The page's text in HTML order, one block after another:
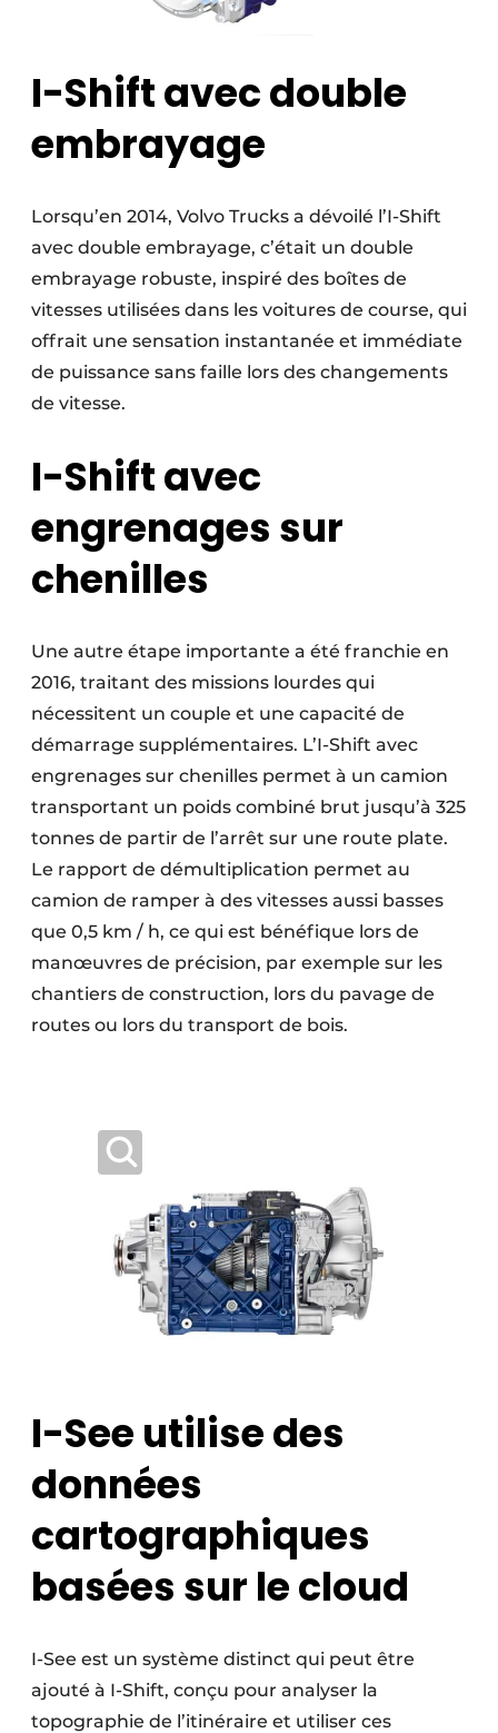
I-Shift avec double
embrayage
Lorsqu’en 2014, Volvo Trucks a dévoilé l’I-Shift
avec double embrayage, c’était un double
embrayage robuste, inspiré des boîtes de
vitesses utilisées dans les voitures de course, qui
offrait une sensation instantanée et immédiate
de puissance sans faille lors des changements
de vitesse.
I-Shift avec
engrenages sur
chenilles
Une autre étape importante a été franchie en
2016, traitant des missions lourdes qui
nécessitent un couple et une capacité de
démarrage supplémentaires. L’I-Shift avec
engrenages sur chenilles permet à un camion
transportant un poids combiné brut jusqu’à 325
tonnes de partir de l’arrêt sur une route plate.
Le rapport de démultiplication permet au
camion de ramper à des vitesses aussi basses
que 0,5 km / h, ce qui est bénéfique lors de
manœuvres de précision, par exemple sur les
chantiers de construction, lors du pavage de
routes ou lors du transport de bois.
I-See utilise des
données
cartographiques
basées sur le cloud
I-See est un système distinct qui peut être
ajouté à I-Shift, conçu pour analyser la
topographie de l’itinéraire et utiliser ces